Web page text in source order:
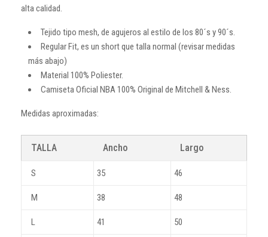
alta calidad.
Tejido tipo mesh, de agujeros al estilo de los 80´s y 90´s.
Regular Fit, es un short que talla normal (revisar medidas
más abajo)
Material 100% Poliester.
Camiseta Oficial NBA 100% Original de Mitchell & Ness.
Medidas aproximadas:
TALLA Ancho Largo
S 35 46
M 38 48
L 41 50